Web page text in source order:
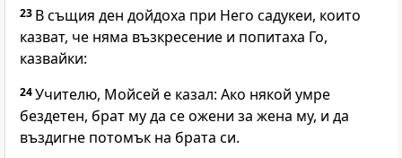
23 В същия ден дойдоха при Него садукеи, които
казват, че няма възкресение и попитаха Го,
казвайки:
24Учителю, Мойсей е казал: Ако някой умре
бездетен, брат му да се ожени за жена му, и да
въздигне потомък на брата си.